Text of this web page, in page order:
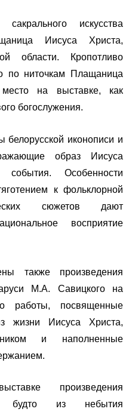
искусства
Иисуса Христа,
области. Кропотливо
по ниточкам Плащаница
на выставке, как
богослужения.
белорусской иконописи и
образ Иисуса
Особенности
к фольклорной
сюжетов дают
восприятие
также произведения
М.А. Савицкого на
работы, посвященные
жизни Иисуса Христа,
и наполненные
произведения
будто из небытия